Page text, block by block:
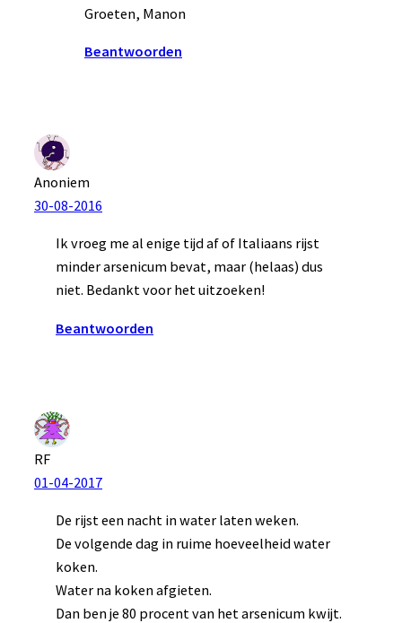
Groeten, Manon
Beantwoorden
Anoniem
30-08-2016
Ik vroeg me al enige tijd af of Italiaans rijst
minder arsenicum bevat, maar (helaas) dus
niet. Bedankt voor het uitzoeken!
Beantwoorden
RF
01-04-2017
De rijst een nacht in water laten weken.
De volgende dag in ruime hoeveelheid water
koken.
Water na koken afgieten.
Dan ben je 80 procent van het arsenicum kwijt.